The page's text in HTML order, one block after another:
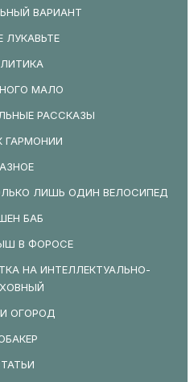
ВАРИАНТ
ЛУКАВЬТЕ
МАЛО
РАССКАЗЫ
ГАРМОНИИ
ЛИШЬ ОДИН ВЕЛОСИПЕД
БАБ
В ФОРОСЕ
НА ИНТЕЛЛЕКТУАЛЬНО-
ОГОРОД